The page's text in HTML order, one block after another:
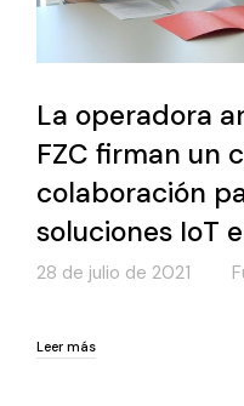
La operadora
FZC firman un
colaboración
soluciones IoT
28 de julio de 2021
Leer más